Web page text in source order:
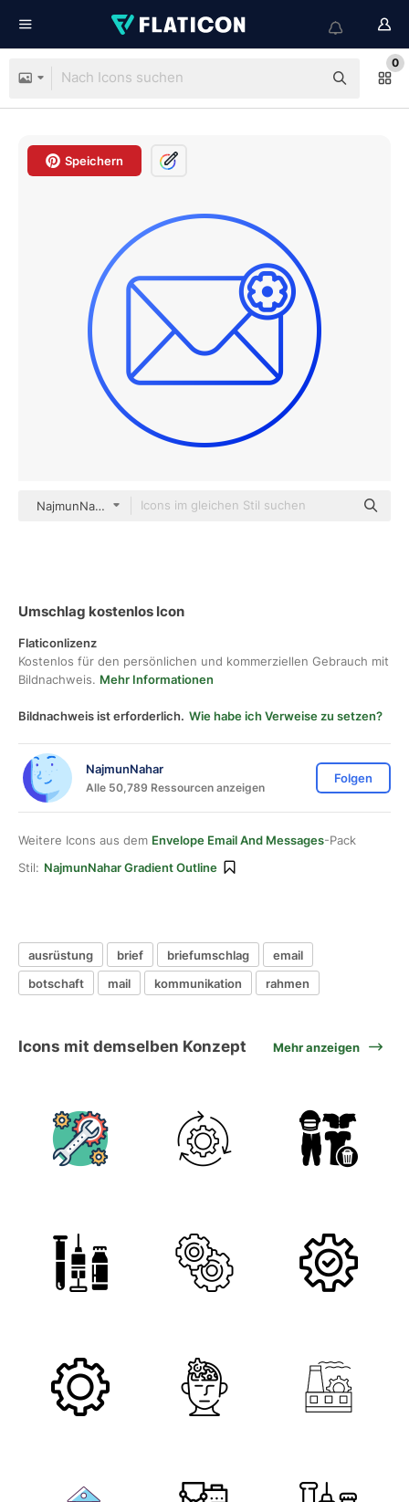
0
Speichern
NajmunNahar gradient outline
Umschlag kostenlos Icon
Flaticonlizenz
Kostenlos für den persönlichen und kommerziellen Gebrauch mit
Bildnachweis. Mehr Informationen
Bildnachweis ist erforderlich. Wie habe ich Verweise zu setzen?
NajmunNahar
Alle 50,789 Ressourcen anzeigen
Folgen
Weitere Icons aus dem Envelope Email And Messages-Pack
Stil: NajmunNahar Gradient Outline
ausrüstung brief briefumschlag
email
botschaft
mail kommunikation rahmen
Icons mit demselben Konzept Mehr anzeigen